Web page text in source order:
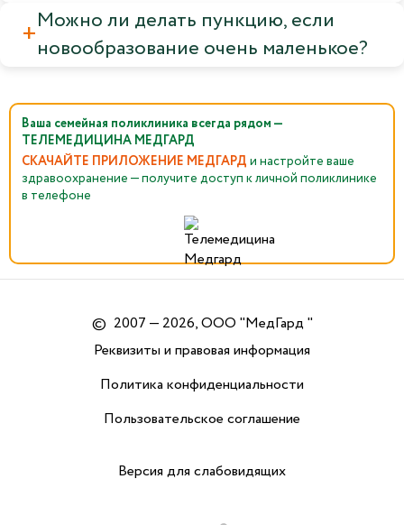
Можно ли делать пункцию, если
новообразование очень маленькое?
Ваша семейная поликлиника всегда рядом —
ТЕЛЕМЕДИЦИНА МЕДГАРД
СКАЧАЙТЕ ПРИЛОЖЕНИЕ МЕДГАРД и настройте ваше
здравоохранение — получите доступ к личной поликлинике
в телефоне
© 2007 — 2026, ООО "МедГард "
Реквизиты и правовая информация
Политика конфиденциальности
Пользовательское соглашение
Версия для слабовидящих